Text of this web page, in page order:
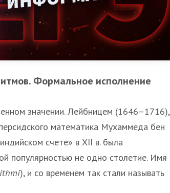
Формальное исполнение
значении. Лейбницем (1646–1716),
математика Мухаммеда бен
счете» в XII в. была
популярностью не одно столетие. Имя
), и со временем так стали называть